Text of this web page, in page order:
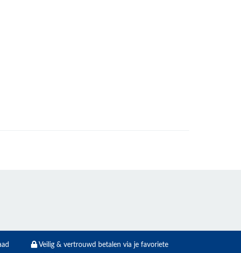
Veilig & vertrouwd betalen via je favoriete